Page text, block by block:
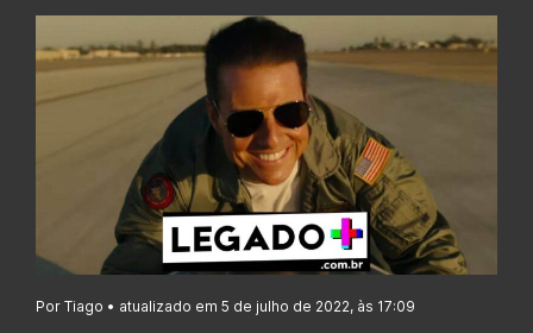
Por Tiago • atualizado em 5 de julho de 2022, às 17:09